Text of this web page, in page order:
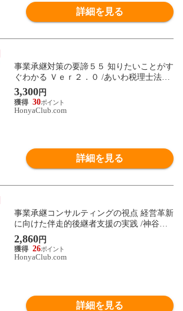
詳細を見る
事業承継対策の要諦５５ 知りたいことがす
ぐわかる Ｖｅｒ２．０ /あいわ税理士法人
事業
3,300円
30
HonyaClub.com
詳細を見る
事業承継コンサルティングの視点 経営革新
に向けた伴走的後継者支援の実践 /神谷宜
泰
2,860円
26
HonyaClub.com
詳細を見る